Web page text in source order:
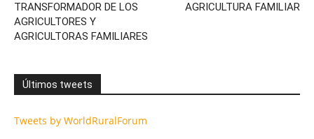
TRANSFORMADOR DE LOS
AGRICULTORES Y
AGRICULTORAS FAMILIARES
AGRICULTURA FAMILIAR
Últimos tweets
Tweets by WorldRuralForum